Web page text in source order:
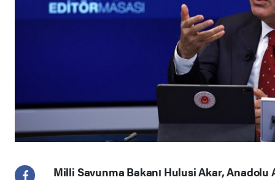
Milli Savunma Bakanı Hulusi Akar, Anadolu